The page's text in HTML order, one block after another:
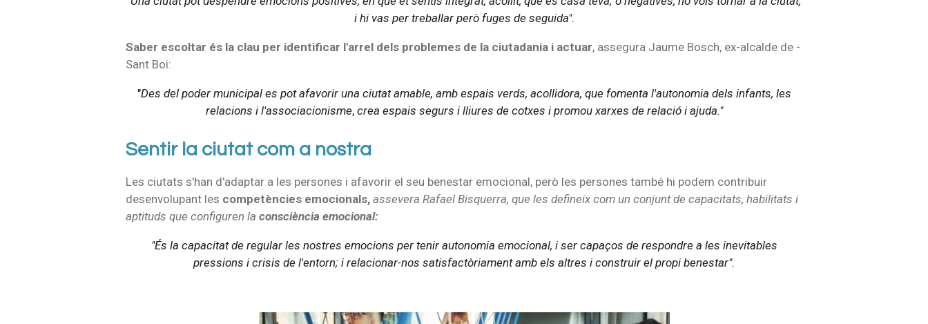
i hi vas per treballar però fuges de seguida".
Saber escoltar és la clau per identificar l'arrel dels problemes de la ciutadania i actuar, assegura Jaume Bosch, ex-alcalde de -
Sant Boi:
"Des del poder municipal es pot afavorir una ciutat amable, amb espais verds, acollidora, que fomenta l'autonomia dels infants, les
relacions i l'associacionisme, crea espais segurs i lliures de cotxes i promou xarxes de relació i ajuda."
Sentir la ciutat com a nostra
Les ciutats s'han d'adaptar a les persones i afavorir el seu benestar emocional, però les persones també hi podem contribuir
desenvolupant les competències emocionals, assevera Rafael Bisquerra, que les defineix com un conjunt de capacitats, habilitats i
aptituds que configuren la consciència emocional:
"És la capacitat de regular les nostres emocions per tenir autonomia emocional, i ser capaços de respondre a les inevitables
pressions i crisis de l'entorn; i relacionar-nos satisfactòriament amb els altres i construir el propi benestar".